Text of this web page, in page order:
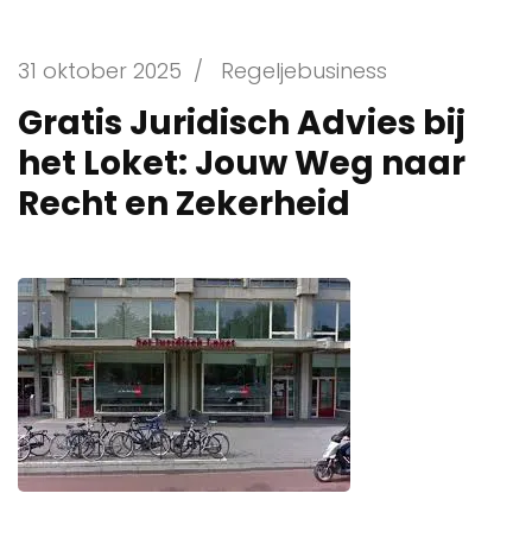
31 oktober 2025 / Regeljebusiness
Gratis Juridisch Advies bij
het Loket: Jouw Weg naar
Recht en Zekerheid